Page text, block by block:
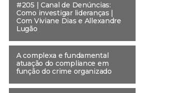
#205 | Canal de Denúncias:
Como investigar lideranças |
Com Viviane Dias e Allexandre
Lugão
A complexa e fundamental
atuação do compliance em
função do crime organizado